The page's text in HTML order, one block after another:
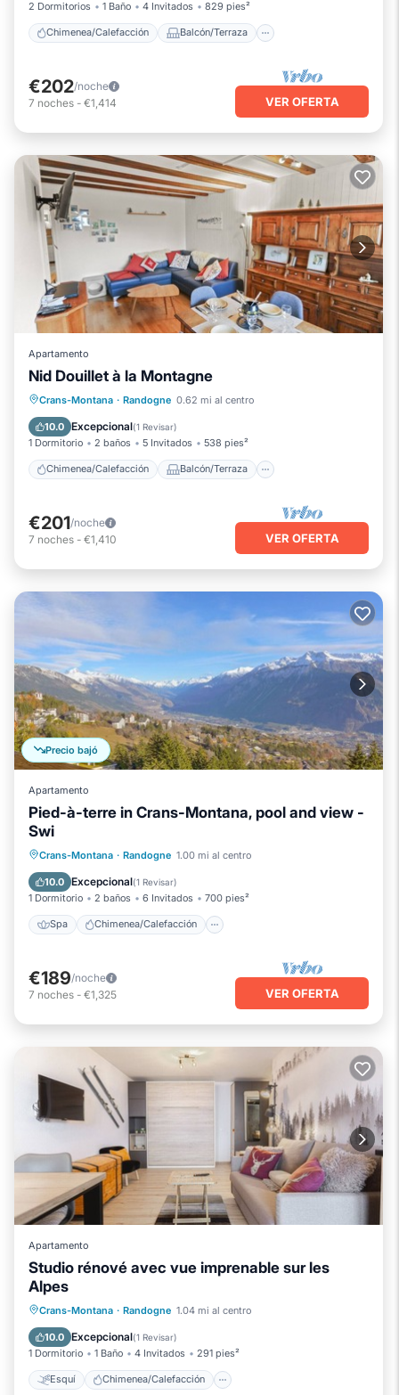
2 Dormitorios 1 Baño 4 Invitados 829 pies²
Chimenea/Calefacción Balcón/Terraza
€202/noche
7 noches - €1,414 VER OFERTA
Apartamento
Nid Douillet à la Montagne
Crans-Montana · Randogne 0.62 mi al centro
10.0 Excepcional(1 Revisar)
1 Dormitorio 2 baños 5 Invitados 538 pies²
Chimenea/Calefacción Balcón/Terraza
Chimenea/Calefacción
Balcón/Terraza
Se admiten mascotas
€201/noche
7 noches - €1,410 VER OFERTA
Precio bajó
Apartamento
Pied-à-terre in Crans-Montana, pool and view -
Swi
Crans-Montana · Randogne 1.00 mi al centro
10.0 Excepcional(1 Revisar)
1 Dormitorio 2 baños 6 Invitados 700 pies²
Spa Chimenea/Calefacción
Spa Chimenea/Calefacción
Balcón/Terraza
€189/noche
7 noches - €1,325 VER OFERTA
Apartamento
Studio rénové avec vue imprenable sur les
Alpes
Crans-Montana · Randogne 1.04 mi al centro
10.0 Excepcional(1 Revisar)
1 Dormitorio 1 Baño 4 Invitados 291 pies²
Esquí Chimenea/Calefacción
Esquí
Chimenea/Calefacción
Balcón/Terraza